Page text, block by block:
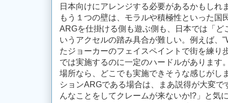
日本向けにアレンジする必要があるかもしれ
もう１つの壁は、モラルや積極性といった国
ARGを仕掛ける側も遊ぶ側も、日本では「ど
いうアクセルの踏み具合が難しい。例えば、
たジョーカーのフェイスペイントで街を練り
では実施するのに一定のハードルがあります
場所なら、どこでも実施できそうな感じがし
ションARGである場合は、まあ説得が大変
んなことをしてクレームが来ないか!?」と気